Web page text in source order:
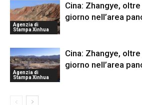
Agenzia di
Stampa Xinhua
Cina: Zhangye,
giorno nell’area
Agenzia di
Stampa Xinhua
Cina: Zhangye,
giorno nell’area